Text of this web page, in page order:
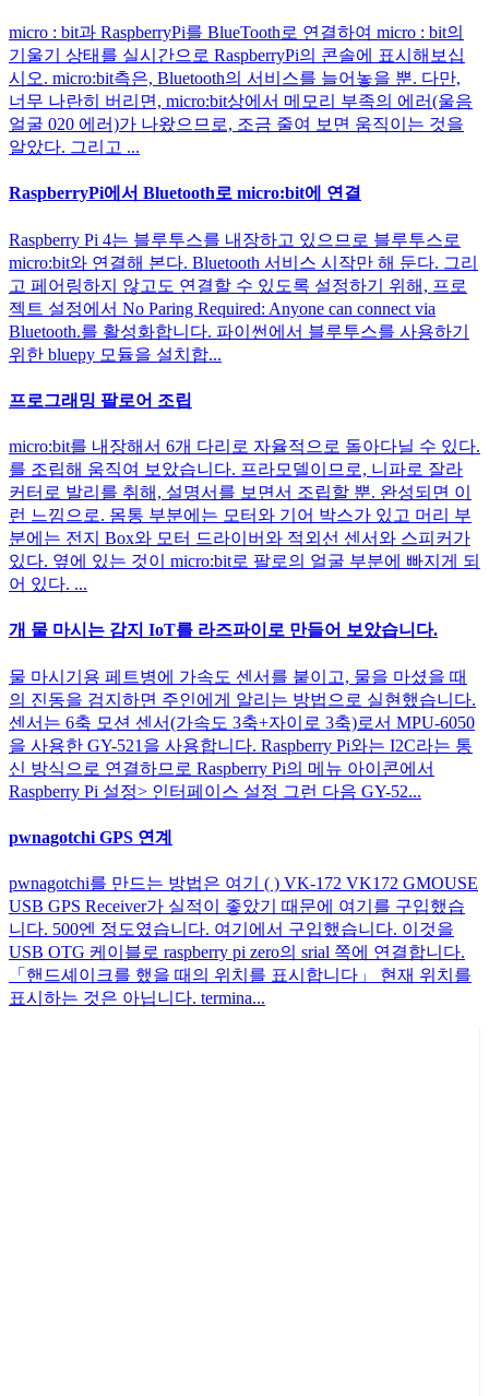
micro : bit과 RaspberryPi를 BlueTooth로 연결하여 micro : bit의
기울기 상태를 실시간으로 RaspberryPi의 콘솔에 표시해보십
시오. micro:bit측은, Bluetooth의 서비스를 늘어놓을 뿐. 다만,
너무 나란히 버리면, micro:bit상에서 메모리 부족의 에러(울음
얼굴 020 에러)가 나왔으므로, 조금 줄여 보면 움직이는 것을
알았다. 그리고 ...
RaspberryPi에서 Bluetooth로 micro:bit에 연결
Raspberry Pi 4는 블루투스를 내장하고 있으므로 블루투스로
micro:bit와 연결해 본다. Bluetooth 서비스 시작만 해 둔다. 그리
고 페어링하지 않고도 연결할 수 있도록 설정하기 위해, 프로
젝트 설정에서 No Paring Required: Anyone can connect via
Bluetooth.를 활성화합니다. 파이썬에서 블루투스를 사용하기
위한 bluepy 모듈을 설치합...
프로그래밍 팔로어 조립
micro:bit를 내장해서 6개 다리로 자율적으로 돌아다닐 수 있다.
를 조립해 움직여 보았습니다. 프라모델이므로, 니파로 잘라
커터로 발리를 취해, 설명서를 보면서 조립할 뿐. 완성되면 이
런 느낌으로. 몸통 부분에는 모터와 기어 박스가 있고 머리 부
분에는 전지 Box와 모터 드라이버와 적외선 센서와 스피커가
있다. 옆에 있는 것이 micro:bit로 팔로의 얼굴 부분에 빠지게 되
어 있다. ...
개 물 마시는 감지 IoT를 라즈파이로 만들어 보았습니다.
물 마시기용 페트병에 가속도 센서를 붙이고, 물을 마셨을 때
의 진동을 검지하면 주인에게 알리는 방법으로 실현했습니다.
센서는 6축 모션 센서(가속도 3축+자이로 3축)로서 MPU-6050
을 사용한 GY-521을 사용합니다. Raspberry Pi와는 I2C라는 통
신 방식으로 연결하므로 Raspberry Pi의 메뉴 아이콘에서
Raspberry Pi 설정> 인터페이스 설정 그런 다음 GY-52...
pwnagotchi GPS 연계
pwnagotchi를 만드는 방법은 여기 ( ) VK-172 VK172 GMOUSE
USB GPS Receiver가 실적이 좋았기 때문에 여기를 구입했습
니다. 500엔 정도였습니다. 여기에서 구입했습니다. 이것을
USB OTG 케이블로 raspberry pi zero의 srial 쪽에 연결합니다.
「핸드셰이크를 했을 때의 위치를 표시합니다」 현재 위치를
표시하는 것은 아닙니다. termina...